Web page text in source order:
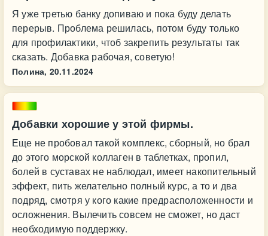
Я уже третью банку допиваю и пока буду делать
перерыв. Проблема решилась, потом буду только
для профилактики, чтоб закрепить результаты так
сказать. Добавка рабочая, советую!
Полина, 20.11.2024
Добавки хорошие у этой фирмы.
Еще не пробовал такой комплекс, сборный, но брал
до этого морской коллаген в таблетках, пропил,
болей в суставах не наблюдал, имеет накопительный
эффект, пить желательно полный курс, а то и два
подряд, смотря у кого какие предрасположенности и
осложнения. Вылечить совсем не сможет, но даст
необходимую поддержку.